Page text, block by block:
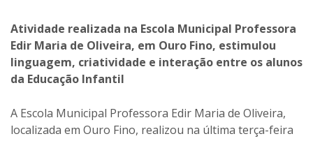
Atividade realizada na Escola Municipal Professora
Edir Maria de Oliveira, em Ouro Fino, estimulou
linguagem, criatividade e interação entre os alunos
da Educação Infantil
A Escola Municipal Professora Edir Maria de Oliveira,
localizada em Ouro Fino, realizou na última terça-feira